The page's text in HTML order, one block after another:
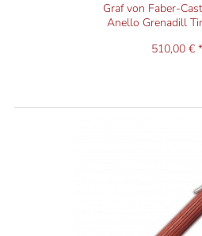
Graf von Faber-
Anello Grenadill
510,00 € *